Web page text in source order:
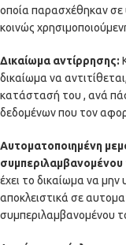
οποία παρασχέθηκαν σε
κοινώς
Δικαίωμα αντίρρησης:
δικαίωμα να
κατάστασή του , ανά
δεδομένων που τον
Αυτοματοποιημένη
συμπεριλαμβανομένου
έχει το δικαίωμα να
αποκλειστικά σε
συμπεριλαμβανομένου